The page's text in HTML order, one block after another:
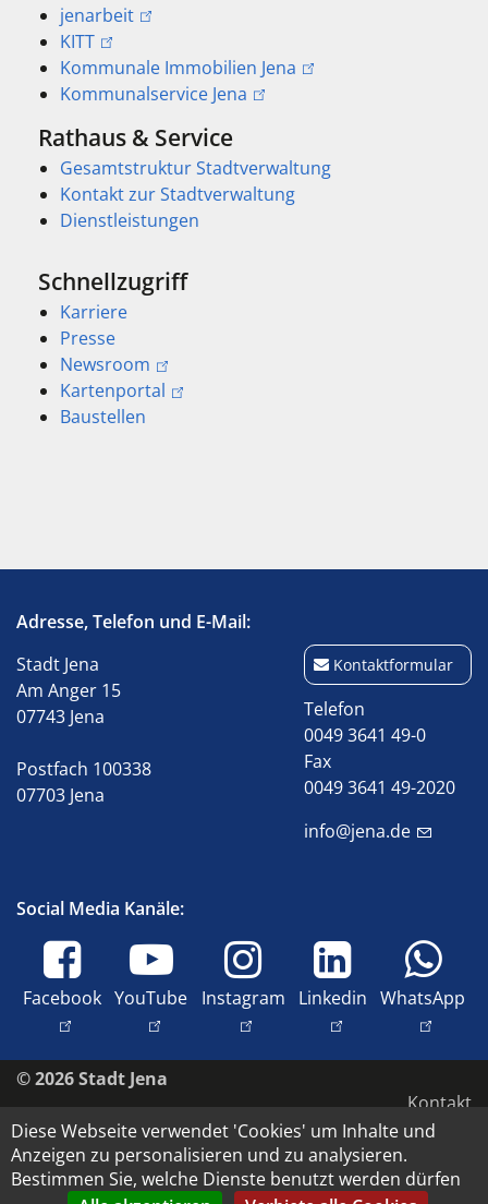
jenarbeit
KITT
Kommunale Immobilien Jena
Kommunalservice Jena
Rathaus & Service
Gesamtstruktur Stadtverwaltung
Kontakt zur Stadtverwaltung
Dienstleistungen
Schnellzugriff
Karriere
Presse
Newsroom
Kartenportal
Baustellen
Adresse, Telefon und E-Mail:
Stadt Jena
Am Anger 15
07743 Jena
Postfach 100338
07703 Jena
Kontaktformular
Telefon
0049 3641 49-0
Fax
0049 3641 49-2020
info@jena.de
Social Media Kanäle:
Facebook YouTube Instagram Linkedin WhatsApp
© 2026 Stadt Jena
Kontakt
Barrierefreiheit
Datenschutz
Impressum
Diese Webseite verwendet 'Cookies' um Inhalte und
Anzeigen zu personalisieren und zu analysieren.
Bestimmen Sie, welche Dienste benutzt werden dürfen